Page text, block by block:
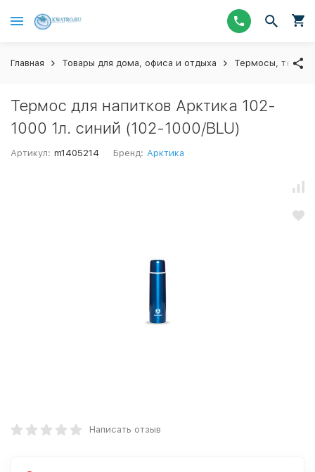
Главная Товары для дома, офиса и отдыха Термосы,
Термос для напитков Арктика 102-
1000 1л. синий (102-1000/BLU)
Артикул: m1405214 Бренд: Арктика
Написать отзыв